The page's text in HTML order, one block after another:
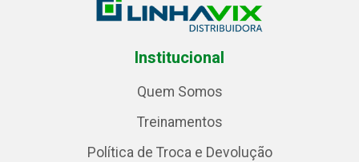
Institucional
Quem Somos
Treinamentos
Política de Troca e Devolução